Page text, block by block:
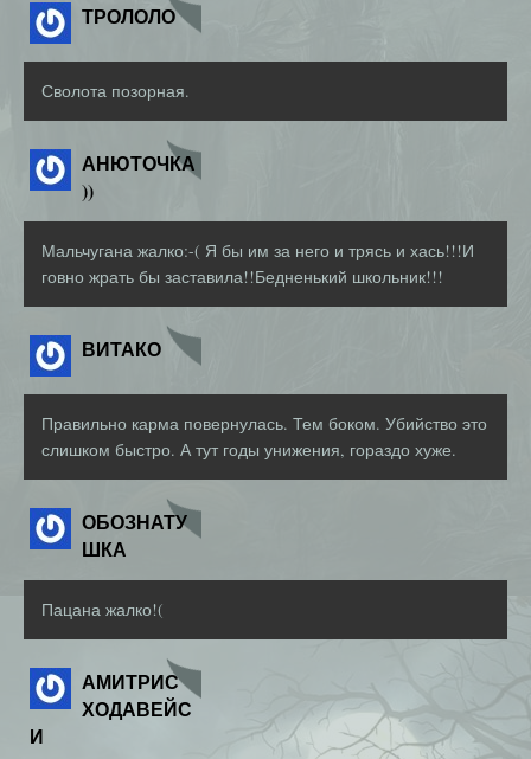
ТРОЛОЛО
Сволота позорная.
АНЮТОЧКА
))
Мальчугана жалко:-( Я бы им за него и трясь и хась!!!И
говно жрать бы заставила!!Бедненький школьник!!!
ВИТАКО
Правильно карма повернулась. Тем боком. Убийство это
слишком быстро. А тут годы унижения, гораздо хуже.
ОБОЗНАТУ
ШКА
Пацана жалко!(
АМИТРИС
ХОДАВЕЙС
И